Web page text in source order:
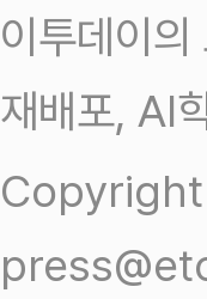
이투데이
재배포, AI